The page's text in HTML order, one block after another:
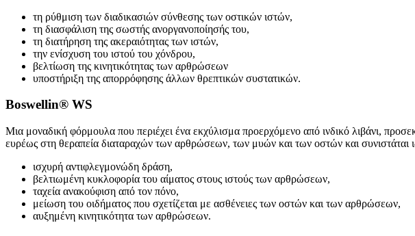
τη ρύθμιση των διαδικασιών σύνθεσης των οστικών ιστών,
τη διασφάλιση της σωστής ανοργανοποίησής του,
τη διατήρηση της ακεραιότητας των ιστών,
την ενίσχυση του ιστού του χόνδρου,
βελτίωση της κινητικότητας των αρθρώσεων
υποστήριξη της απορρόφησης άλλων θρεπτικών συστατικών.
Boswellin® WS
Μια μοναδική φόρμουλα που περιέχει ένα εκχύλισμα προερχόμενο από ινδικό λιβάνι,
ευρέως στη θεραπεία διαταραχών των αρθρώσεων, των μυών και των οστών και συνιστάται
ισχυρή αντιφλεγμονώδη δράση,
βελτιωμένη κυκλοφορία του αίματος στους ιστούς των αρθρώσεων,
ταχεία ανακούφιση από τον πόνο,
μείωση του οιδήματος που σχετίζεται με ασθένειες των οστών και των αρθρώσεων,
αυξημένη κινητικότητα των αρθρώσεων.